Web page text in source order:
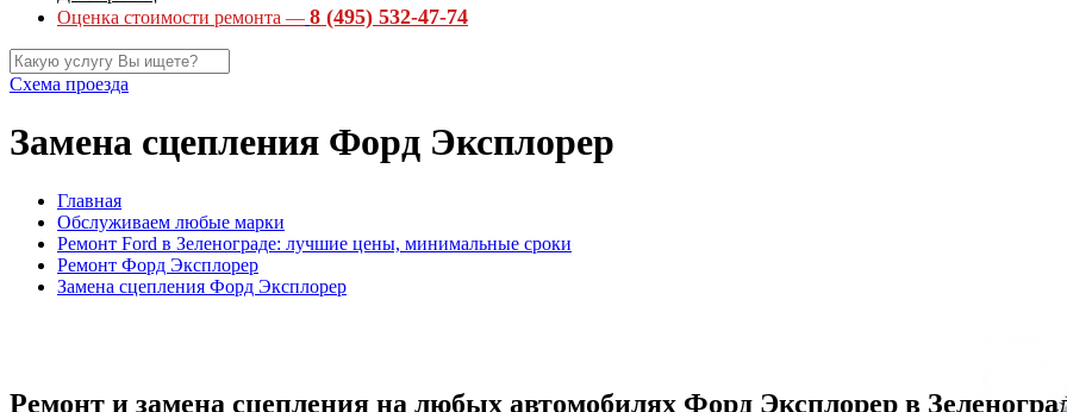
Оценка стоимости ремонта — 8 (495) 532-47-74
Схема проезда
Замена сцепления Форд Эксплорер
Главная
Обслуживаем любые марки
Ремонт Ford в Зеленограде: лучшие цены, минимальные сроки
Ремонт Форд Эксплорер
Замена сцепления Форд Эксплорер
Ремонт и замена сцепления на любых автомобилях Форд Эксплорер в